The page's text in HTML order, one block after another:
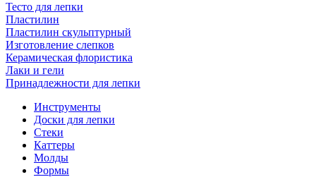
Тесто для лепки
Пластилин
Пластилин скульптурный
Изготовление слепков
Керамическая флористика
Лаки и гели
Принадлежности для лепки
Инструменты
Доски для лепки
Стеки
Каттеры
Молды
Формы